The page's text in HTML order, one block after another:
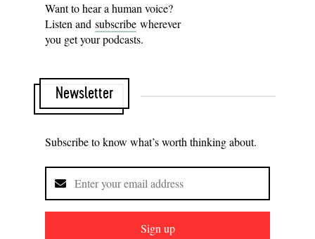
Want to hear a human voice?
Listen and subscribe wherever
you get your podcasts.
Newsletter
Subscribe to know what’s worth thinking about.
Sign up